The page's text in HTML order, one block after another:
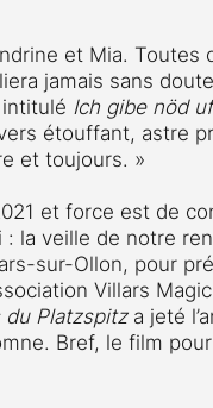
et Mia. Toutes
jamais sans
Ich gibe nöd uf
étouffant, astre
et toujours. »
et force est de
: la veille de notre
sur-Ollon, pour
Villars
du Platzspitz a jeté
Bref, le film